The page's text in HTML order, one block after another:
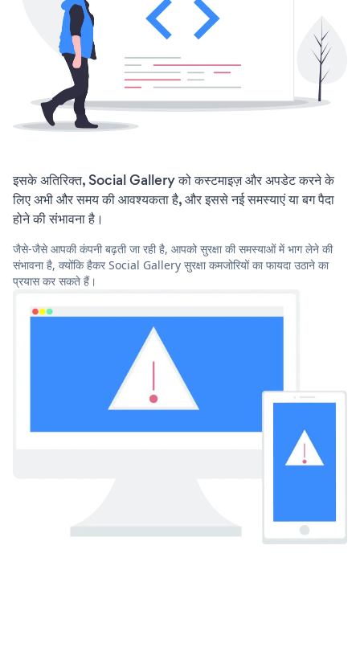
इसके अतिरिक्त, Social Gallery को कस्टमाइज़ और अपडेट करने के
लिए अभी और समय की आवश्यकता है, और इससे नई समस्याएं या बग पैदा
होने की संभावना है।
जैसे-जैसे आपकी कंपनी बढ़ती जा रही है, आपको सुरक्षा की समस्याओं में भाग लेने की
संभावना है, क्योंकि हैकर Social Gallery सुरक्षा कमजोरियों का फायदा उठाने का
प्रयास कर सकते हैं।